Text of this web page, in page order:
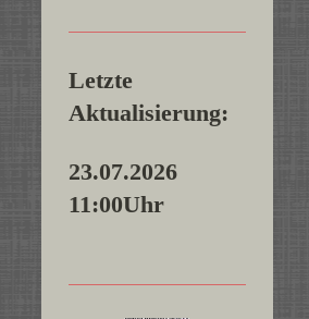
Letzte
Aktualisierung:
23.07.2026
11:00Uhr